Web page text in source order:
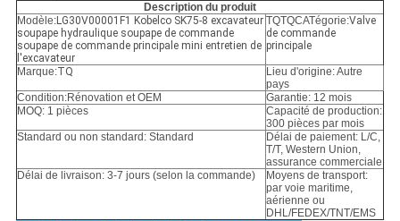
Description du produit
Modèle:LG30V00001F1 Kobelco SK75-8 excavateur
soupape hydraulique soupape de commande
soupape de commande principale mini entretien de
l'excavateur
TQTQCATégorie:Valve
de commande
principale
Marque:TQ
Lieu d'origine: Autre
pays
Condition:Rénovation et OEM
Garantie: 12 mois
MOQ: 1 pièces
Capacité de production:
300 pièces par mois
Standard ou non standard: Standard
Délai de paiement: L/C,
T/T, Western Union,
assurance commerciale
Délai de livraison: 3-7 jours (selon la commande)
Moyens de transport:
par voie maritime,
aérienne ou
DHL/FEDEX/TNT/EMS